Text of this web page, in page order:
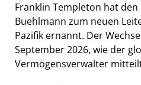
Franklin Templeton hat den
Buehlmann zum neuen
Pazifik ernannt. Der
September 2026, wie der
Vermögensverwalter